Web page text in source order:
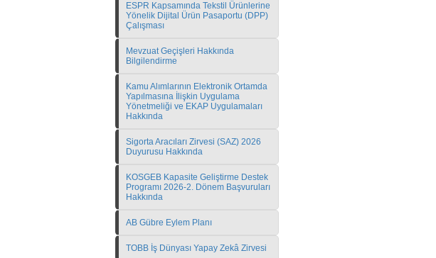
ESPR Kapsamında Tekstil Ürünlerine
Yönelik Dijital Ürün Pasaportu (DPP)
Çalışması
Mevzuat Geçişleri Hakkında
Bilgilendirme
Kamu Alımlarının Elektronik Ortamda
Yapılmasına İlişkin Uygulama
Yönetmeliği ve EKAP Uygulamaları
Hakkında
Sigorta Aracıları Zirvesi (SAZ) 2026
Duyurusu Hakkında
KOSGEB Kapasite Geliştirme Destek
Programı 2026-2. Dönem Başvuruları
Hakkında
AB Gübre Eylem Planı
TOBB İş Dünyası Yapay Zekâ Zirvesi